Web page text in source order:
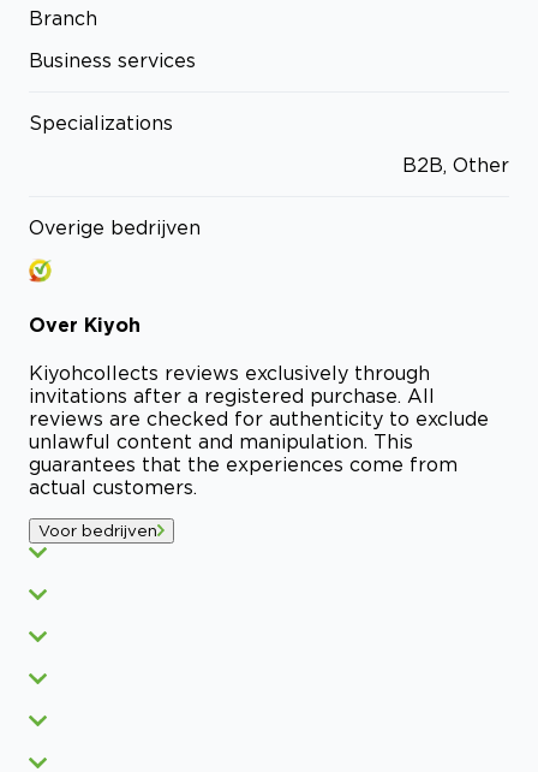
Branch
Business services
Specializations
B2B, Other
Overige bedrijven
Over Kiyoh
Kiyohcollects reviews exclusively through
invitations after a registered purchase. All
reviews are checked for authenticity to exclude
unlawful content and manipulation. This
guarantees that the experiences come from
actual customers.
Voor bedrijven